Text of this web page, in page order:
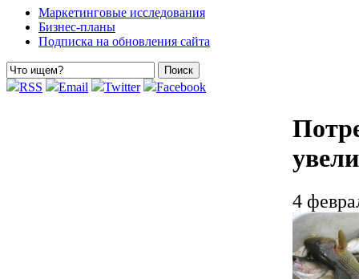
Маркетинговые исследования
Бизнес-планы
Подписка на обновления сайта
RSS Email Twitter Facebook
4